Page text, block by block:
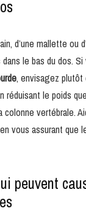
d’une mallette ou
le bas du dos.
, envisagez plutôt
réduisant le poids
colonne vertébrale.
vous assurant que
peuvent